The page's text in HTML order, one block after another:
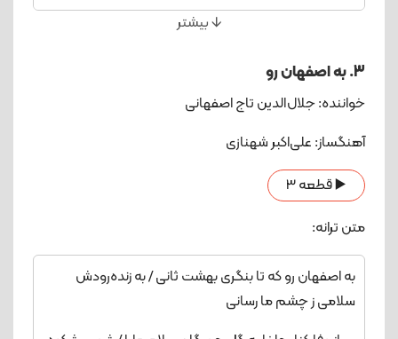
ظلم ظالم‌، جور صیاد / آشیانم داده بر باد / ای خدا! ای
قفس چون دلم تنگ و تار است
شعله فکن در قفس ای آه آتشین / دست طبیعت گل عمر
مرا مچین / جانب‌ عاشق نگه‌ ای‌ تازه گل‌ از این
بیشتر کن / مرغ بیدل‌، شرح هجران مختصر مختصر
🡫 بیشتر
3. به اصفهان رو
خواننده: جلال‌الدین تاج اصفهانی
آهنگساز: علی‌اکبر شهنازی
▶️ قطعه 3
متن ترانه:
به اصفهان رو که تا بنگری بهشت ثانی / به زنده‌رودش
سلامی ز چشم ما رسانی